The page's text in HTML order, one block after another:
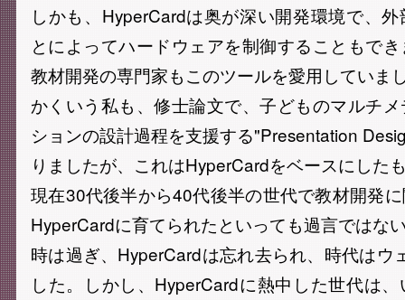
しかも、HyperCardは奥が深い開発環境で、
とによってハードウェアを制御することもで
教材開発の専門家もこのツールを愛用していま
かくいう私も、修士論文で、子どものマルチ
ションの設計過程を支援する"Presentation
りましたが、これはHyperCardをベースにした
現在30代後半から40代後半の世代で教材開発
HyperCardに育てられたといっても過言ではな
時は過ぎ、HyperCardは忘れ去られ、時代はウ
した。しかし、HyperCardに熱中した世代は